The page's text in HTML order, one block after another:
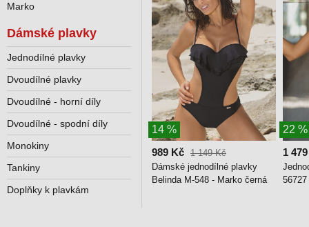
14 %
989 Kč 1 149 Kč
Dámské jednodílné plavky
Belinda M-548 - Marko černá
22 %
1
Marko
Dámské plavky
Jednodílné plavky
Dvoudílné plavky
Dvoudílné - horní díly
Dvoudílné - spodní díly
Monokiny
Tankiny
Doplňky k plavkám